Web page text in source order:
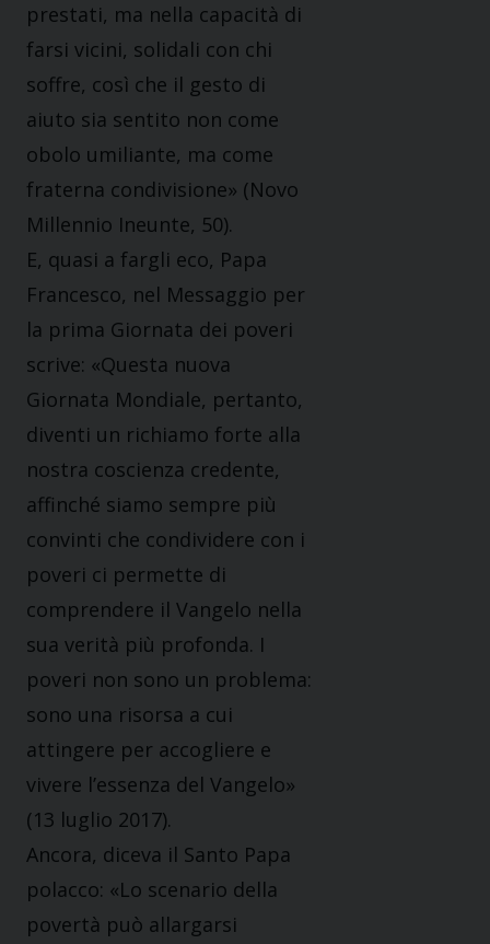
prestati, ma nella capacità di
farsi vicini, solidali con chi
soffre, così che il gesto di
aiuto sia sentito non come
obolo umiliante, ma come
fraterna condivisione» (Novo
Millennio Ineunte, 50).
E, quasi a fargli eco, Papa
Francesco, nel Messaggio per
la prima Giornata dei poveri
scrive: «Questa nuova
Giornata Mondiale, pertanto,
diventi un richiamo forte alla
nostra coscienza credente,
affinché siamo sempre più
convinti che condividere con i
poveri ci permette di
comprendere il Vangelo nella
sua verità più profonda. I
poveri non sono un problema:
sono una risorsa a cui
attingere per accogliere e
vivere l’essenza del Vangelo»
(13 luglio 2017).
Ancora, diceva il Santo Papa
polacco: «Lo scenario della
povertà può allargarsi